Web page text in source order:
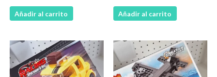
Añadir al carrito Añadir al carrito